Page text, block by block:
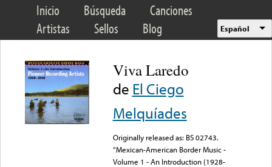
Inicio Búsqueda
Canciones
Artistas
Sellos Blog Español
Viva Laredo
de El Ciego
Melquíades
Originally released as: BS 02743.
“Mexican-American Border Music -
Volume 1 - An Introduction (1928-